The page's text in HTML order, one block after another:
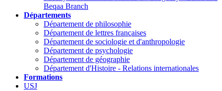
Beqaa Branch
Départements
Département de philosophie
Département de lettres françaises
Département de sociologie et d'anthropologie
Département de psychologie
Département de géographie
Département d'Histoire - Relations internationales
Formations
USJ